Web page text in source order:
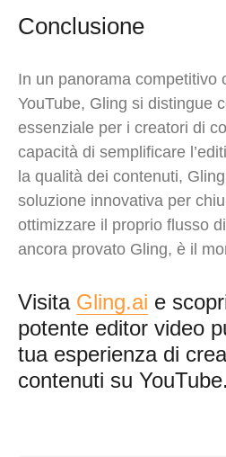
Conclusione
In un panorama competitivo
YouTube, Gling si distingue
essenziale per i creatori di
capacità di semplificare
la qualità dei contenuti,
soluzione innovativa per
ottimizzare il proprio flusso
ancora provato Gling, è il
Visita Gling.ai e
potente editor video
tua esperienza di
contenuti su YouTube.